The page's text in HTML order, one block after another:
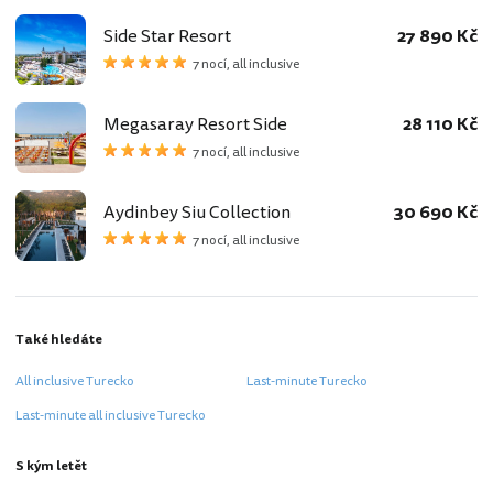
Side Star Resort
7 nocí, all inclusive
27 890 Kč
Megasaray Resort Side
7 nocí, all inclusive
28 110 Kč
Aydinbey Siu Collection
7 nocí, all inclusive
30 690 Kč
Také hledáte
All inclusive Turecko
Last-minute Turecko
Last-minute all inclusive Turecko
S kým letět